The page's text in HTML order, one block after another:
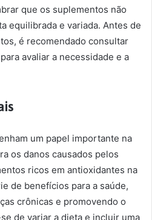
que os suplementos não
equilibrada e variada. Antes de
é recomendado consultar
avaliar a necessidade e a
um papel importante na
os danos causados pelos
ricos em antioxidantes na
de benefícios para a saúde,
crônicas e promovendo o
de variar a dieta e incluir uma